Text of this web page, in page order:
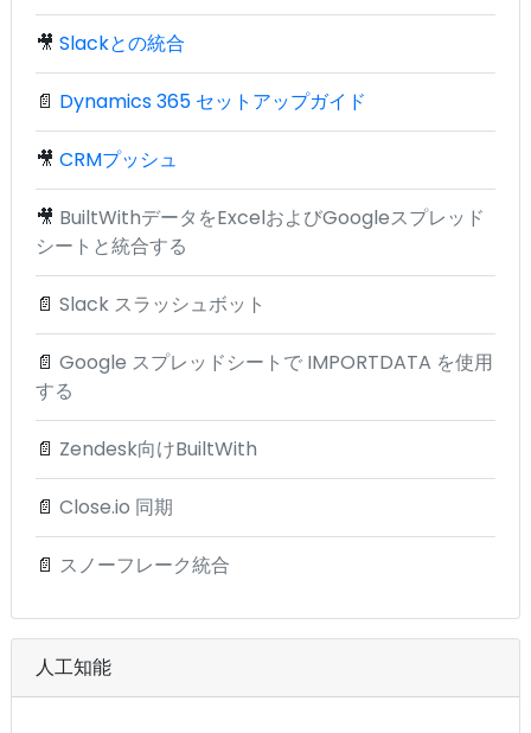
🎥 Slackとの統合
📄 Dynamics 365 セットアップガイド
🎥 CRMプッシュ
🎥 BuiltWithデータをExcelおよびGoogleスプレッド
シートと統合する
📄 Slack スラッシュボット
📄 Google スプレッドシートで IMPORTDATA を使用
する
📄 Zendesk向けBuiltWith
📄 Close.io 同期
📄 スノーフレーク統合
人工知能